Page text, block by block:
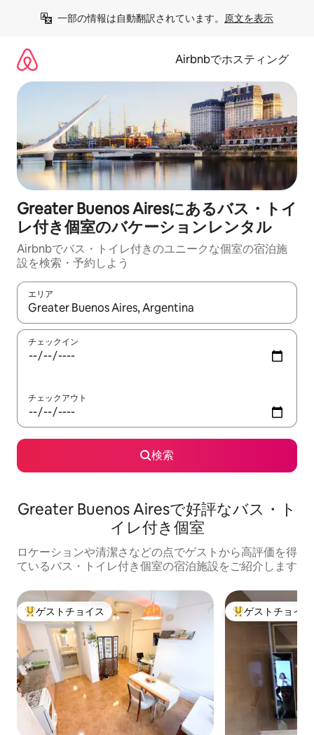
一部の情報は自動翻訳されています。 原文を表示
Airbnbでホスティング
Greater Buenos Airesにあるバス・トイ
レ付き個室のバケーションレンタル
Airbnbでバス・トイレ付きのユニークな個室の宿泊施
設を検索・予約しよう
エリア
検索結果が表示されたら、上下の矢印キーを使って移動するか
チェックイン
チェックアウト
検索
Greater Buenos Airesで好評なバス・ト
イレ付き個室
ロケーションや清潔さなどの点でゲストから高評価を得
ているバス・トイレ付き個室の宿泊施設をご紹介します
大好評のゲストチョイスです。
ゲストチョイス 大好評のゲスト
ゲストチョイス